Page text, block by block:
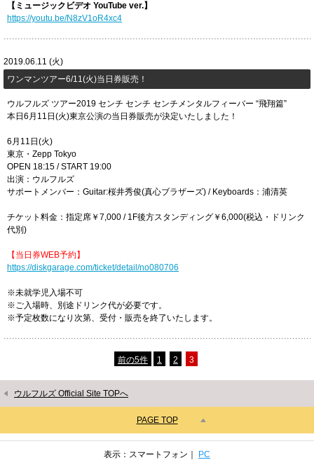
【ミュージックビデオ YouTube ver.】
https://youtu.be/N8zV1oR4xc4
2019.06.11 (火)
​ワンマンツアー6/11(火)当日券販売！
ウルフルズ ツアー2019 センチ センチ センチメンタルフィーバー “飛翔篇”
本日6月11日(火)東京公演の当日券販売が決定いたしました！
6月11日(火)
東京・Zepp Tokyo
OPEN 18:15 / START 19:00
出演：ウルフルズ
サポートメンバー：Guitar:桜井秀俊(真心ブラザーズ) / Keyboards：浦清英
チケット料金：指定席￥7,000 / 1F後方スタンディング￥6,000(税込・ドリンク
代別)
【当日券WEB予約】
https://diskgarage.com/ticket/detail/no080706
※未就学児入場不可
※ご入場時、別途ドリンク代が必要です。
※予定枚数になり次第、受付・販売を終了いたします。
前の5件 1 2 3
ウルフルズ Official Site TOPへ
PAGE TOP
表示：スマートフォン｜ PC